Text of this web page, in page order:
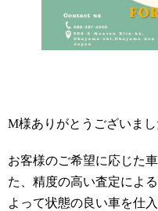
M様ありがとうございまし
お客様のご希望に応じた
た、精度の高い査定によ
よって状態の良い車を仕